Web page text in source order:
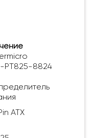
PT825-8824
ATX